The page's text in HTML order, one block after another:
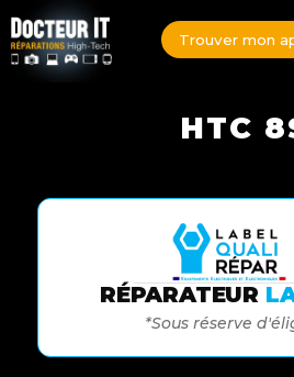
Trouver mon
HTC
RÉPARATEUR
*Sous réserve